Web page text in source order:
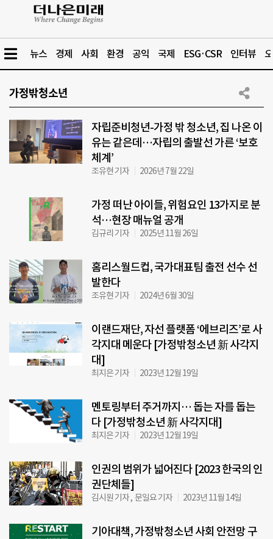
뉴스 경제 사회 환경 공익 국제 ESG·CSR 인터뷰
가정밖청소년
자립준비청년-가정 밖 청소년, 집 나온 이
유는 같은데…자립의 출발선 가른 ‘보호
체계’
조유현 기자 2026년 7월 22일
가정 떠난 아이들, 위험요인 13가지로 분
석…현장 매뉴얼 공개
김규리 기자 2025년 11월 26일
홈리스월드컵, 국가대표팀 출전 선수 선
발한다
조유현 기자 2024년 6월 30일
이랜드재단, 자선 플랫폼 ‘에브리즈’로 사
각지대 메운다 [가정밖청소년 新 사각지
대]
최지은 기자 2023년 12월 19일
멘토링부터 주거까지… 돕는 자를 돕는
다 [가정밖청소년 新 사각지대]
최지은 기자 2023년 12월 19일
인권의 범위가 넓어진다 [2023 한국의 인
권단체들]
김시원 기자 , 문일요 기자 2023년 11월 14일
기아대책, 가정밖청소년 사회 안전망 구